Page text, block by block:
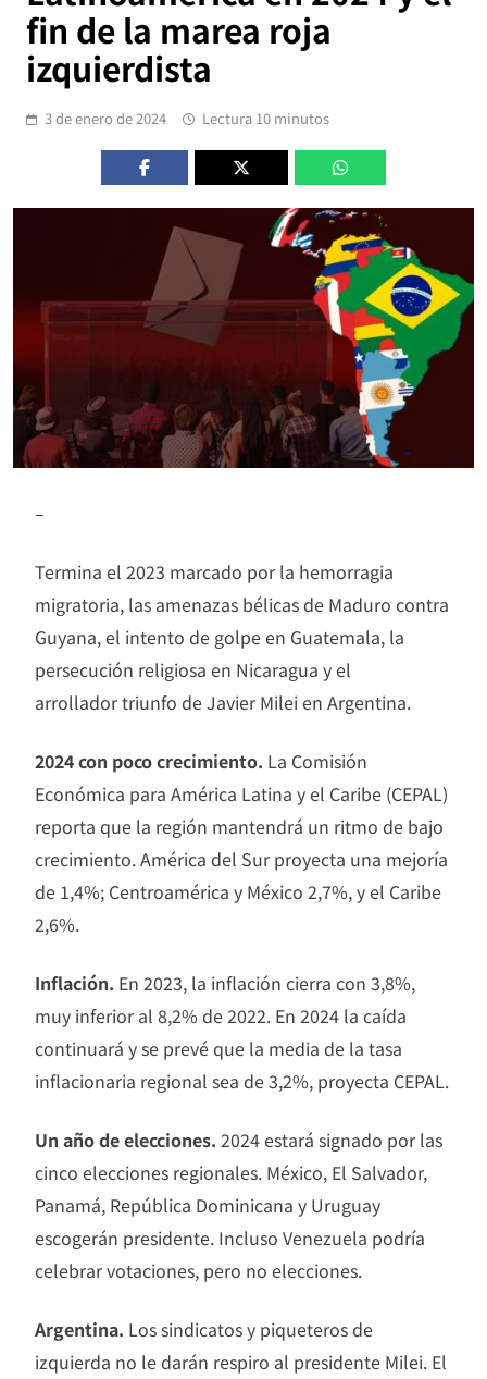
fin de la marea roja
izquierdista
3 de enero de 2024 Lectura 10 minutos
–
Termina el 2023 marcado por la hemorragia
migratoria, las amenazas bélicas de Maduro contra
Guyana, el intento de golpe en Guatemala, la
persecución religiosa en Nicaragua y el
arrollador triunfo de Javier Milei en Argentina.
2024 con poco crecimiento. La Comisión
Económica para América Latina y el Caribe (CEPAL)
reporta que la región mantendrá un ritmo de bajo
crecimiento. América del Sur proyecta una mejoría
de 1,4%; Centroamérica y México 2,7%, y el Caribe
2,6%.
Inflación. En 2023, la inflación cierra con 3,8%,
muy inferior al 8,2% de 2022. En 2024 la caída
continuará y se prevé que la media de la tasa
inflacionaria regional sea de 3,2%, proyecta CEPAL.
Un año de elecciones. 2024 estará signado por las
cinco elecciones regionales. México, El Salvador,
Panamá, República Dominicana y Uruguay
escogerán presidente. Incluso Venezuela podría
celebrar votaciones, pero no elecciones.
Argentina. Los sindicatos y piqueteros de
izquierda no le darán respiro al presidente Milei. El